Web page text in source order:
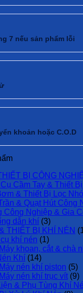
7 nếu sản phẩm lỗi
khoản hoặc C.O.D
BỊ CÔNG
Cầm Tay & Thiết
& Thiết Bị Lọc
& Quạt Hút Công
Công Nghiệp & Gia
dẫn khí (3)
THIẾT BỊ KHÍ NÉN
khí nén (1)
Máy khoan, cắt & chà
Khí (14)
Máy nén khí piston (5)
Máy nén khí trục vít (9)
& Phụ Tùng Khí